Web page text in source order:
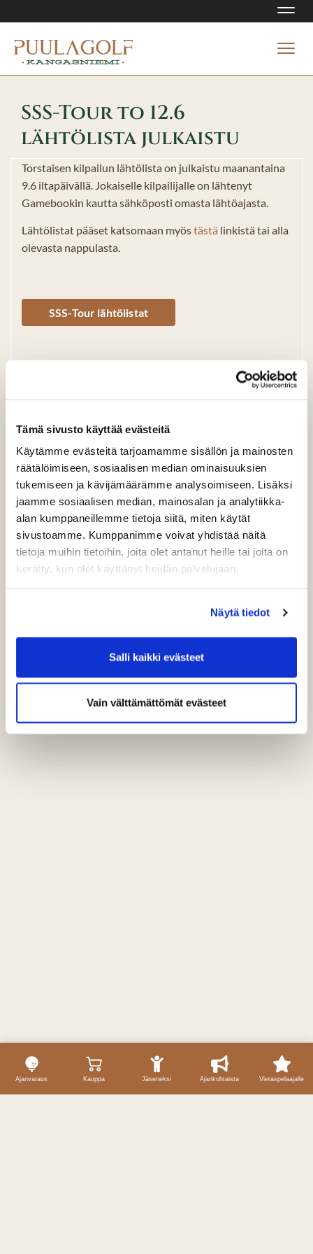
Tämä sivusto käyttää evästeitä
Käytämme evästeitä tarjoamamme sisällön ja mainosten
räätälöimiseen, sosiaalisen median ominaisuuksien
tukemiseen ja kävijämäärämme analysoimiseen. Lisäksi
jaamme sosiaalisen median, mainosalan ja analytiikka-
alan kumppaneillemme tietoja siitä, miten käytät
sivustoamme. Kumppanimme voivat yhdistää näitä
tietoja muihin tietoihin, joita olet antanut heille tai joita on
kerätty, kun olet käyttänyt heidän palvelujaan.
Näytä tiedot
Salli kaikki evästeet
Vain välttämättömät evästeet
Ajanvaraus Kauppa Jäseneksi Ajankohtaista Vieraspelaajalle
SSS-Tour to 12.6
lähtölista julkaistu
Torstaisen kilpailun lähtölista on julkaistu maanantaina
9.6 iltapäivällä. Jokaiselle kilpailijalle on lähtenyt
Gamebookin kautta sähköposti omasta lähtöajasta.
Lähtölistat pääset katsomaan myöstästä linkistä tai alla
olevasta nappulasta.
SSS-Tour lähtölistat
Iltapäivän kisailijoita pyydetään saapumaan ns. ajoissa
paikalle ja ruokailemaan klo 12.30-13.30 välisenä aikana.
luvattu hieman sateita.
Toivotamme kaikki tervetulleiksi PuulaGolfiin!